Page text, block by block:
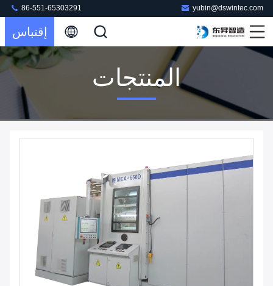
yubin@dswintec.com
86-551-65303291
إقتباس
المنتجات